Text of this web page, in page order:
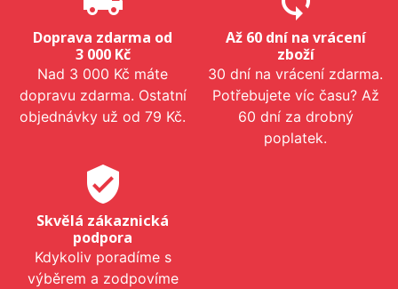
Doprava zdarma od
3 000 Kč
Nad 3 000 Kč máte
dopravu zdarma. Ostatní
objednávky už od 79 Kč.
Až 60 dní na vrácení
zboží
30 dní na vrácení zdarma.
Potřebujete víc času? Až
60 dní za drobný
poplatek.
verified_user
Skvělá zákaznická
podpora
Kdykoliv poradíme s
výběrem a zodpovíme